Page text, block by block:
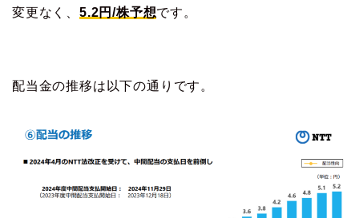
変更なく、 5.2円/株予想です。
配当金の推移は以下の通りです。